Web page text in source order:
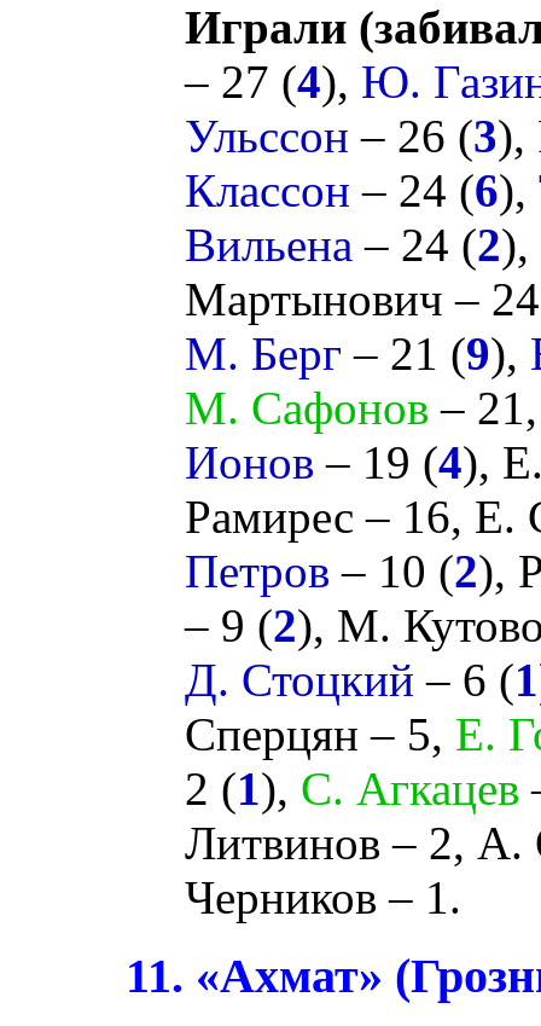
Играли
– 27 (4), Ю.
Ульссон – 26 (3),
Классон – 24 (6),
Вильена – 24 (2),
Мартынович –
М. Берг – 21 (9),
М. Сафонов –
Ионов – 19 (4),
Рамирес – 16, Е.
Петров – 10 (2),
– 9 (2), М.
Д. Стоцкий – 6 (1
Сперцян – 5, Е.
2 (1), С. Агкацев
Литвинов – 2, А.
Черников – 1.
11. «Ахмат»